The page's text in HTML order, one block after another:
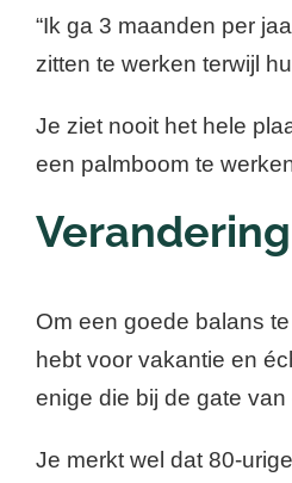
“Ik ga 3 maanden per
zitten te werken terwijl
Je ziet nooit het hele
een palmboom te
Om een goede balans
hebt voor vakantie en
enige die bij de gate
Je merkt wel dat 80-